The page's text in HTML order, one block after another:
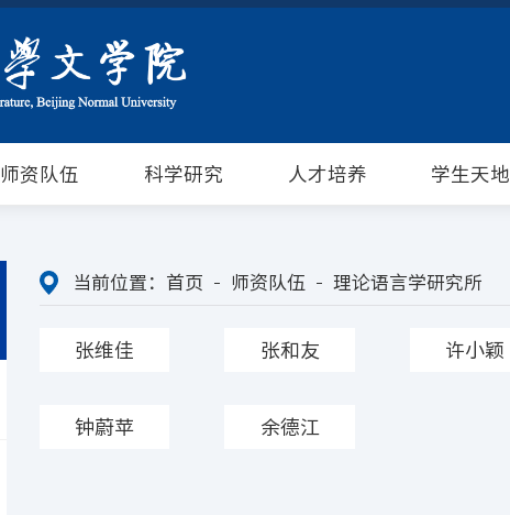
师资队伍 科学研究 人才培养 学生天地
当前位置： 首页 师资队伍 理论语言学研究所
张维佳 张和友 许小颖
钟蔚苹 余德江